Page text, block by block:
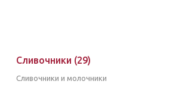
Сливочники (29)
Сливочники и молочники